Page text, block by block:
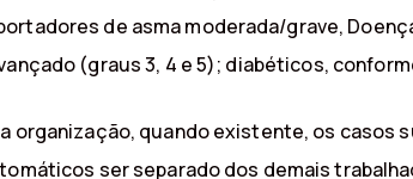
de asma moderada/grave,
(graus 3, 4 e 5); diabéticos,
organização, quando existente, os casos
ser separado dos demais